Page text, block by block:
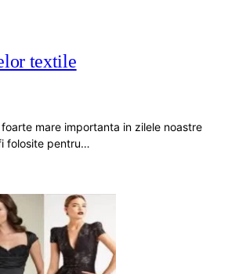
textile
mare importanta in zilele noastre
folosite pentru…